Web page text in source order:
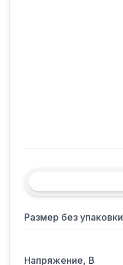
Размер без упаковки
Напряжение, В